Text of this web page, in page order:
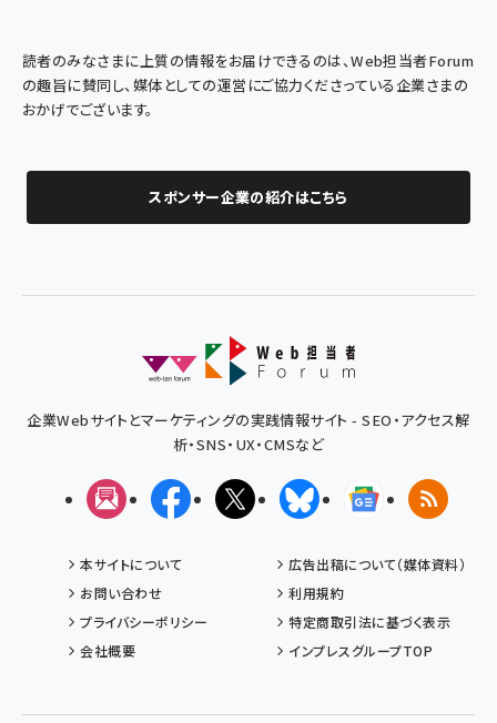
読者のみなさまに上質の情報をお届けできるのは、Web担当者Forum
の趣旨に賛同し、媒体としての運営にご協力くださっている企業さまの
おかげでございます。
スポンサー企業の紹介はこちら
企業Webサイトとマーケティングの実践情報サイト - SEO・アクセス解
析・SNS・UX・CMSなど
メルマガFacebookX(エックス)BlueskyGoogleニュ
RSS
本サイトについて
広告出稿について（媒体資料）
お問い合わせ
利用規約
プライバシーポリシー
特定商取引法に基づく表示
会社概要
インプレスグループTOP